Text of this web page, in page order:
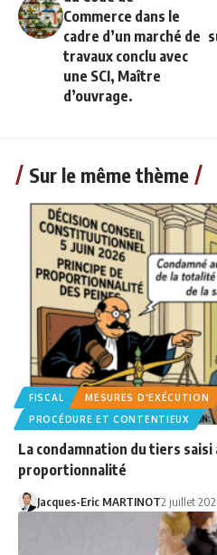
Commerce dans le
cadre d’un marché de
travaux conclu avec
une SCI, Maître
d’ouvrage.
Sur le même thème
FISCAL
MESURES D'EXÉCUTION
PROCÉDURE ET CONTENTIEUX
La condamnation du tiers saisi
proportionnalité
Jacques-Eric MARTINOT2 juillet